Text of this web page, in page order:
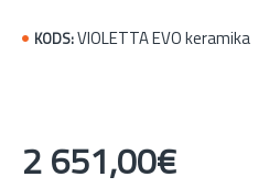
KODS:VIOLETTA EVO keramika
2 651,00€